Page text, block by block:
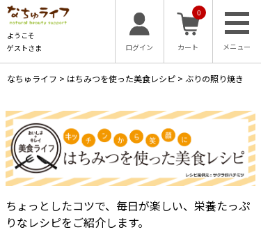
ようこそ
ゲストさま
ログイン
0
カート
なちゅライフ > はちみつを使った美食レシピ > ぶりの照り焼き
ちょっとしたコツで、毎日が楽しい、栄養たっぷ
りなレシピをご紹介します。